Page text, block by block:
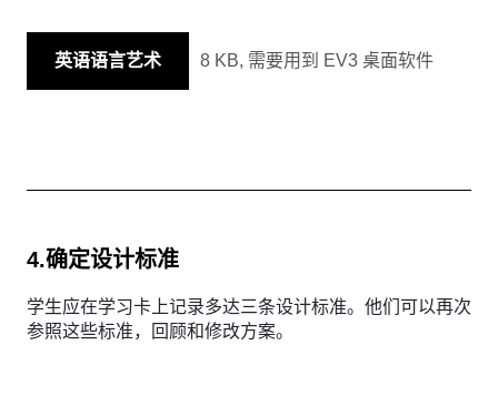
英语语言艺术 8 KB, 需要用到 EV3 桌面软件
4.确定设计标准
学生应在学习卡上记录多达三条设计标准。他们可以再次
参照这些标准，回顾和修改方案。